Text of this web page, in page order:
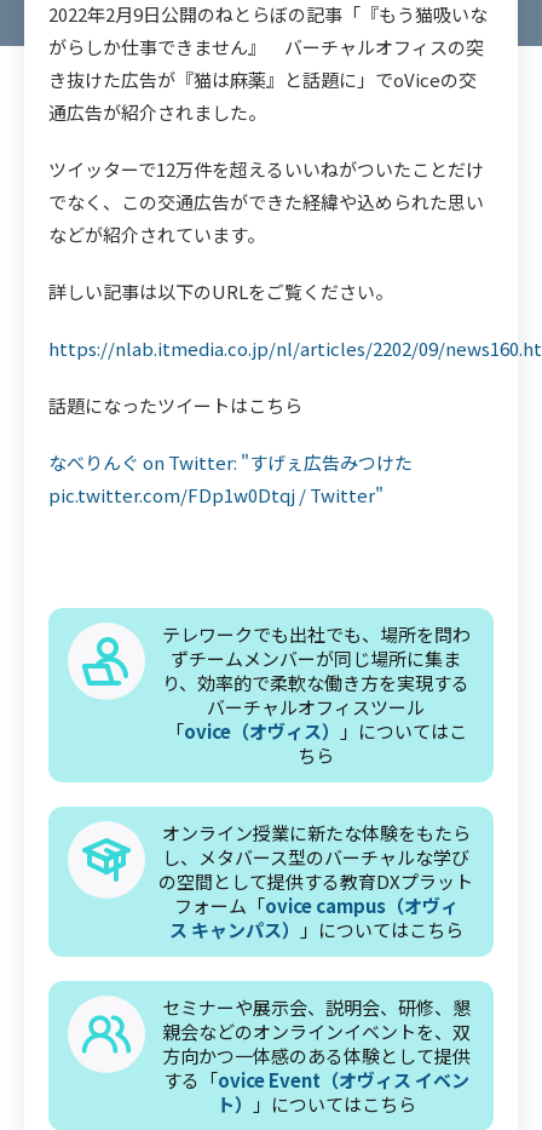
2022年2月9日公開のねとらぼの記事「『もう猫吸いな
がらしか仕事できません』 バーチャルオフィスの突
き抜けた広告が『猫は麻薬』と話題に」でoViceの交
通広告が紹介されました。
ツイッターで12万件を超えるいいねがついたことだけ
でなく、この交通広告ができた経緯や込められた思い
などが紹介されています。
詳しい記事は以下のURLをご覧ください。
https://nlab.itmedia.co.jp/nl/articles/2202/09/
話題になったツイートはこちら
なべりんぐ on Twitter: "すげぇ広告みつけた
pic.twitter.com/FDp1w0Dtqj / Twitter"
テレワークでも出社でも、場所を問わ
ずチームメンバーが同じ場所に集ま
り、効率的で柔軟な働き方を実現する
バーチャルオフィスツール
「ovice（オヴィス）
」についてはこ
ちら
オンライン授業に新たな体験をもたら
し、メタバース型のバーチャルな学び
の空間として提供する教育DXプラット
フォーム「ovice campus（オヴィ
ス キャンパス）
」についてはこちら
セミナーや展示会、説明会、研修、懇
親会などのオンラインイベントを、双
方向かつ一体感のある体験として提供
する「ovice Event（オヴィス イベン
ト）
」についてはこちら